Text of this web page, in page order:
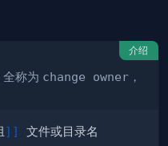
介绍
称为 change owner ，
] ]